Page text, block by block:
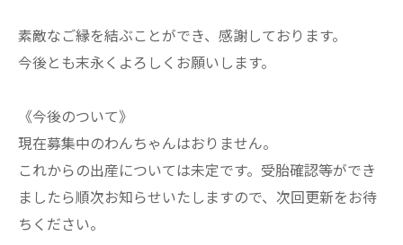
素敵なご縁を結ぶことができ、感謝しております。
今後とも末永くよろしくお願いします。
《今後のついて》
現在募集中のわんちゃんはおりません。
これからの出産については未定です。受胎確認等ができ
ましたら順次お知らせいたしますので、次回更新をお待
ちください。